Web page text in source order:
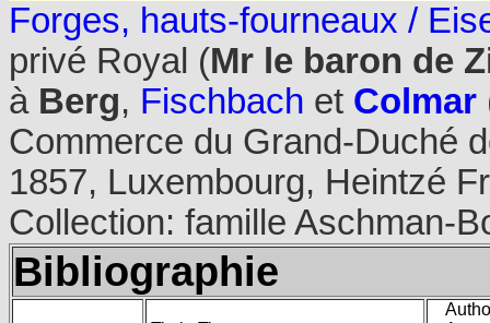
Forges, hauts-fourneaux /
privé Royal (Mr le baron de
à Berg, Fischbach et Colmar
Commerce du Grand-Duché
1857, Luxembourg, Heintzé
Collection: famille Aschman-
Bibliographie